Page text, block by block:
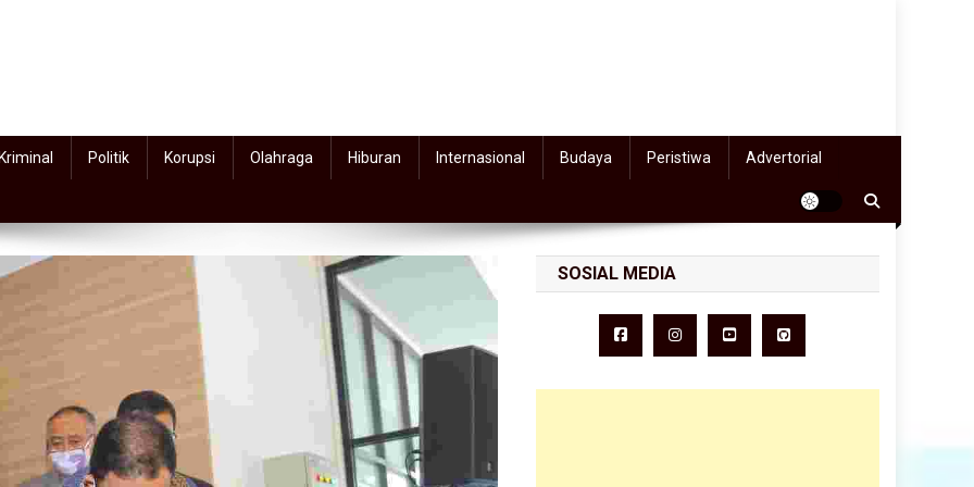
Kriminal Politik Korupsi Olahraga Hiburan Internasional Budaya Peristiwa Advertorial
SOSIAL MEDIA